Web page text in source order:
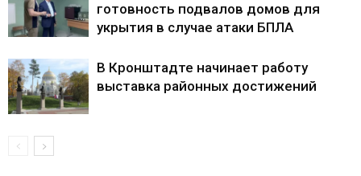
готовность подвалов домов для
укрытия в случае атаки БПЛА
В Кронштадте начинает работу
выставка районных достижений